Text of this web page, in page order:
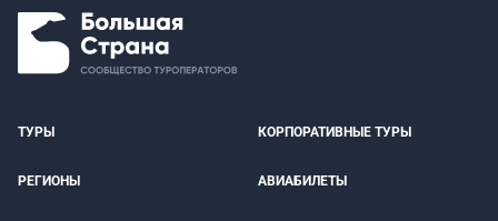
ТУРЫ КОРПОРАТИВНЫЕ ТУРЫ
РЕГИОНЫ АВИАБИЛЕТЫ